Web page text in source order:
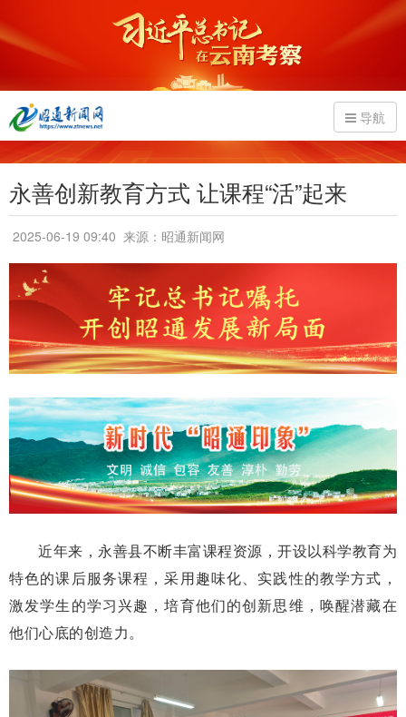
导航
永善创新教育方式 让课程“活”起来
2025-06-19 09:40 来源：昭通新闻网
近年来，永善县不断丰富课程资源，开设以科学教育为
特色的课后服务课程，采用趣味化、实践性的教学方式，
激发学生的学习兴趣，培育他们的创新思维，唤醒潜藏在
他们心底的创造力。